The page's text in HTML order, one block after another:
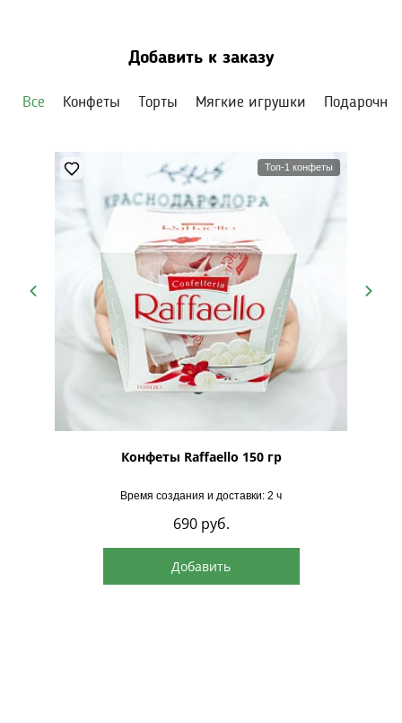
Добавить к заказу
Все Конфеты Торты Мягкие игрушки
Топ-1 конфеты
Конфеты Raffaello 150 гр
Время создания и доставки: 2 ч
690 руб.
Добавить